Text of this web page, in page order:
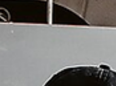
viele Menschen
alles steht zurzeit auf der
Presse und Medien
Räumlichkeiten in der
verlassen. Wir suchen